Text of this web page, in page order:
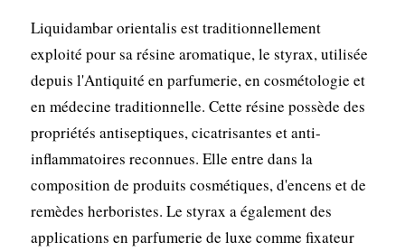
Liquidambar orientalis est traditionnellement
exploité pour sa résine aromatique, le styrax, utilisée
depuis l'Antiquité en parfumerie, en cosmétologie et
en médecine traditionnelle. Cette résine possède des
propriétés antiseptiques, cicatrisantes et anti-
inflammatoires reconnues. Elle entre dans la
composition de produits cosmétiques, d'encens et de
remèdes herboristes. Le styrax a également des
applications en parfumerie de luxe comme fixateur